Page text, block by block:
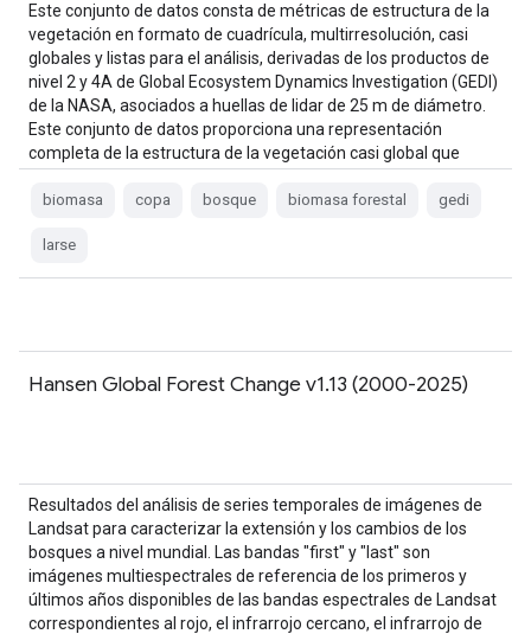
Este conjunto de datos consta de métricas de estructura de la
vegetación en formato de cuadrícula, multirresolución, casi
globales y listas para el análisis, derivadas de los productos de
nivel 2 y 4A de Global Ecosystem Dynamics Investigation (GEDI)
de la NASA, asociados a huellas de lidar de 25 m de diámetro.
Este conjunto de datos proporciona una representación
completa de la estructura de la vegetación casi global que
biomasa copa bosque biomasa forestal gedi
larse
Hansen Global Forest Change v1.13 (2000-2025)
Resultados del análisis de series temporales de imágenes de
Landsat para caracterizar la extensión y los cambios de los
bosques a nivel mundial. Las bandas "first" y "last" son
imágenes multiespectrales de referencia de los primeros y
últimos años disponibles de las bandas espectrales de Landsat
correspondientes al rojo, el infrarrojo cercano, el infrarrojo de